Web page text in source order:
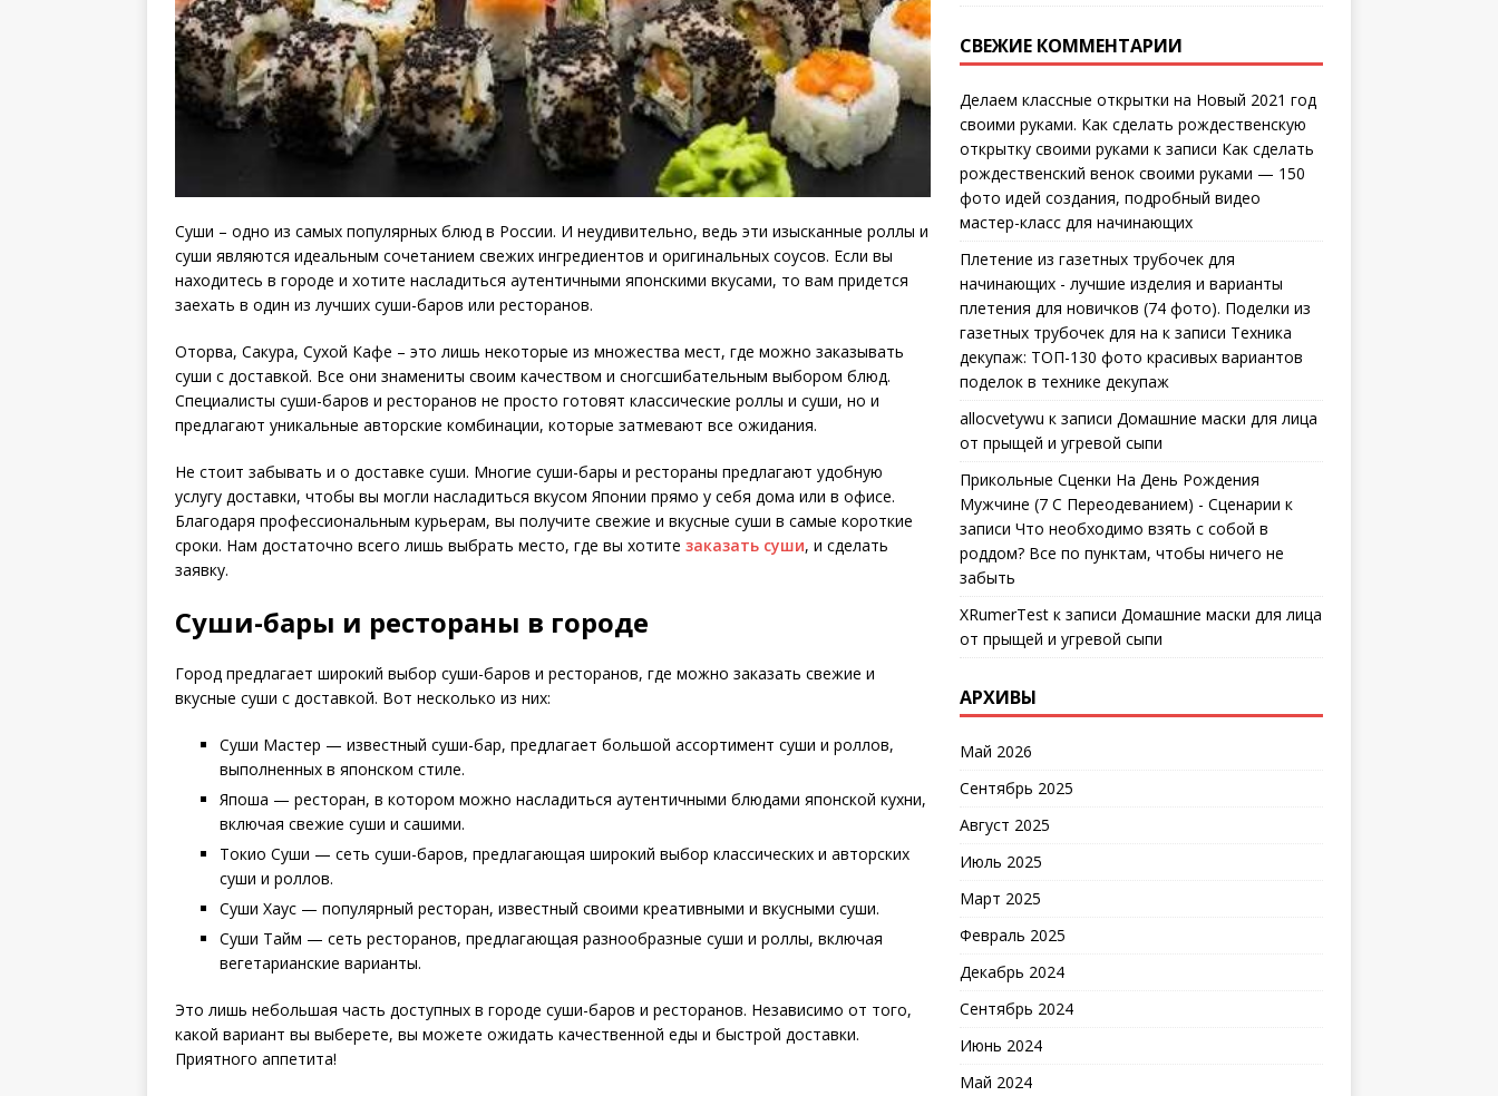
Суши – одно из самых популярных блюд в России. И неудивительно, ведь эти изысканные роллы и
суши являются идеальным сочетанием свежих ингредиентов и оригинальных соусов. Если вы
находитесь в городе и хотите насладиться аутентичными японскими вкусами, то вам придется
заехать в один из лучших суши-баров или ресторанов.
Оторва, Сакура, Сухой Кафе – это лишь некоторые из множества мест, где можно заказывать
суши с доставкой. Все они знамениты своим качеством и сногсшибательным выбором блюд.
Специалисты суши-баров и ресторанов не просто готовят классические роллы и суши, но и
предлагают уникальные авторские комбинации, которые затмевают все ожидания.
Не стоит забывать и о доставке суши. Многие суши-бары и рестораны предлагают удобную
услугу доставки, чтобы вы могли насладиться вкусом Японии прямо у себя дома или в офисе.
Благодаря профессиональным курьерам, вы получите свежие и вкусные суши в самые короткие
сроки. Нам достаточно всего лишь выбрать место, где вы хотите заказать суши, и сделать
заявку.
Суши-бары и рестораны в городе
Город предлагает широкий выбор суши-баров и ресторанов, где можно заказать свежие и
вкусные суши с доставкой. Вот несколько из них:
Суши Мастер — известный суши-бар, предлагает большой ассортимент суши и роллов,
выполненных в японском стиле.
Япоша — ресторан, в котором можно насладиться аутентичными блюдами японской кухни,
включая свежие суши и сашими.
Токио Суши — сеть суши-баров, предлагающая широкий выбор классических и авторских
суши и роллов.
Суши Хаус — популярный ресторан, известный своими креативными и вкусными суши.
Суши Тайм — сеть ресторанов, предлагающая разнообразные суши и роллы, включая
вегетарианские варианты.
Это лишь небольшая часть доступных в городе суши-баров и ресторанов. Независимо от того,
какой вариант вы выберете, вы можете ожидать качественной еды и быстрой доставки.
Приятного аппетита!
СВЕЖИЕ КОММЕНТАРИИ
Делаем классные открытки на Новый 2021 год
своими руками. Как сделать рождественскую
открытку своими руками к записи Как сделать
рождественский венок своими руками — 150
фото идей создания, подробный видео
мастер-класс для начинающих
Плетение из газетных трубочек для
начинающих - лучшие изделия и варианты
плетения для новичков (74 фото). Поделки из
газетных трубочек для на к записи Техника
декупаж: ТОП-130 фото красивых вариантов
поделок в технике декупаж
allocvetywu к записи Домашние маски для лица
от прыщей и угревой сыпи
Прикольные Сценки На День Рождения
Мужчине (7 С Переодеванием) - Сценарии к
записи Что необходимо взять с собой в
роддом? Все по пунктам, чтобы ничего не
забыть
XRumerTestк записи Домашние маски для лица
от прыщей и угревой сыпи
АРХИВЫ
Май 2026
Сентябрь 2025
Август 2025
Июль 2025
Март 2025
Февраль 2025
Декабрь 2024
Сентябрь 2024
Июнь 2024
Май 2024